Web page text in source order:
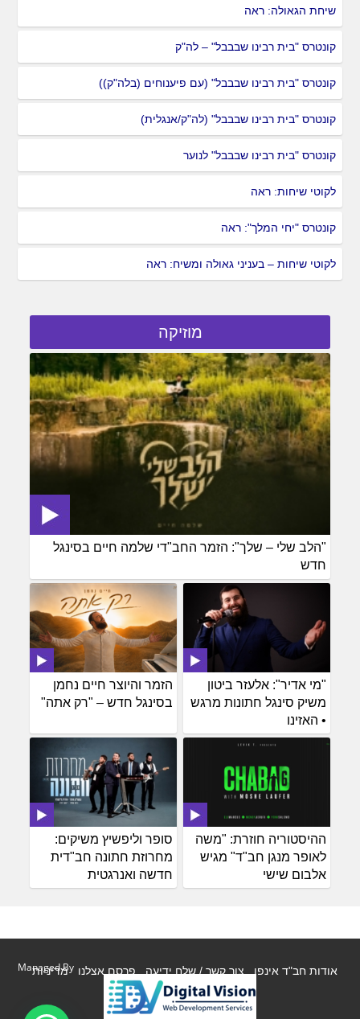
שיחת הגאולה: ראה
קונטרס "בית רבינו שבבבל" – לה"ק
קונטרס "בית רבינו שבבבל" (עם פיענוחים (בלה"ק))
קונטרס "בית רבינו שבבבל" (לה"ק/אנגלית)
קונטרס "בית רבינו שבבבל" לנוער
לקוטי שיחות: ראה
קונטרס "יחי המלך": ראה
לקוטי שיחות – בעניני גאולה ומשיח: ראה
מוזיקה
"הלב שלי – שלך": הזמר החב"די שלמה חיים בסינגל
חדש
הזמר והיוצר חיים נחמן
בסינגל חדש – "רק אתה"
"מי אדיר": אלעזר ביטון
משיק סינגל חתונות מרגש
• האזינו
סופר וליפשיץ משיקים:
מחרוזת חתונה חב"דית
חדשה ואנרגטית
ההיסטוריה חוזרת: "משה
לאופר מנגן חב"ד" מגיש
אלבום שישי
אודות חב"ד אינפו צור קשר / שלח ידיעה פרסם אצלנו מדיניות
Managed By